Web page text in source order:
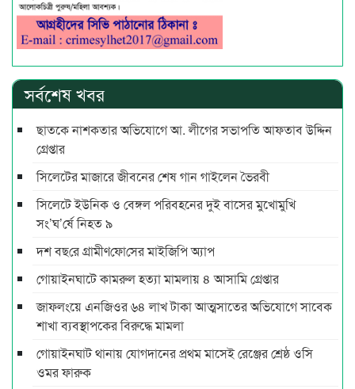
সর্বশেষ খবর
ছাতকে নাশকতার অভিযোগে আ. লীগের সভাপ‌তি আফতাব উদ্দিন
গ্রেপ্তার
সিলেটের মাজারে জীবনের শেষ গান গাইলেন ভৈরবী
সিলেটে ইউনিক ও বেঙ্গল পরিবহনের দুই বাসের মুখোমুখি
সং’ঘ’র্ষে নিহত ৯
দশ বছ‌রে গ্রামীণ‌ফো‌সের মাইজিপি অ্যাপ
গোয়াইনঘাটে কামরুল হত্যা মামলায় ৪ আসামি গ্রেপ্তার
জাফলংয়ে এনজিওর ৬৪ লাখ টাকা আত্মসাতের অভিযোগে সাবেক
শাখা ব্যবস্থাপকের বিরুদ্ধে মামলা
গোয়াইনঘাট থানায় যোগদানের প্রথম মাসেই রেঞ্জের শ্রেষ্ঠ ওসি
ওমর ফারুক